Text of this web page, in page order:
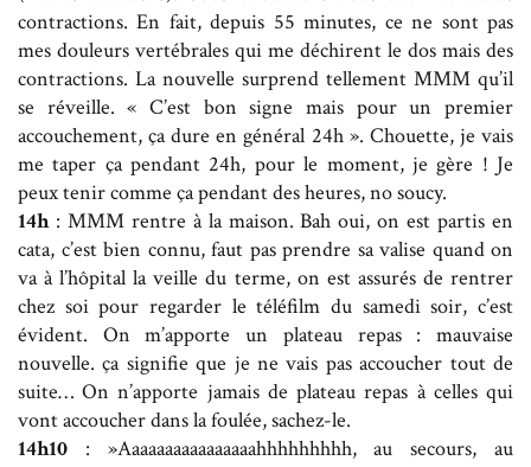
contractions. En fait, depuis 55 minutes, ce ne sont pas
mes douleurs vertébrales qui me déchirent le dos mais des
contractions. La nouvelle surprend tellement MMM qu’il
se réveille. « C’est bon signe mais pour un premier
accouchement, ça dure en général 24h ». Chouette, je vais
me taper ça pendant 24h, pour le moment, je gère ! Je
peux tenir comme ça pendant des heures, no soucy.
14h: MMM rentre à la maison. Bah oui, on est partis en
cata, c’est bien connu, faut pas prendre sa valise quand on
va à l’hôpital la veille du terme, on est assurés de rentrer
chez soi pour regarder le téléfilm du samedi soir, c’est
évident. On m’apporte un plateau repas : mauvaise
nouvelle. ça signifie que je ne vais pas accoucher tout de
suite… On n’apporte jamais de plateau repas à celles qui
vont accoucher dans la foulée, sachez-le.
14h10 : »Aaaaaaaaaaaaaaaahhhhhhhhh, au secours, au